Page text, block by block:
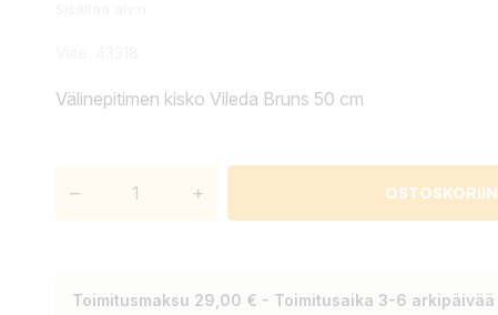
Välinepitimen kisko Vileda Bruns 50 cm
– + OSTOSKORIIN
Toimitusmaksu 29,00 € - Toimitusaika 3-6 arkipäivää